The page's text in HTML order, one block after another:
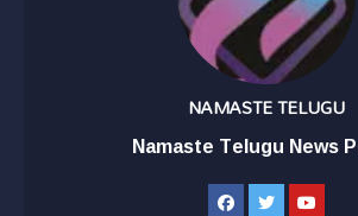
NAMASTE TELUGU
Namaste Telugu News